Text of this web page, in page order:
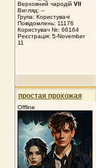
Верховний чародій VII
Вигляд: --
Група: Користувачі
Повідомлень: 11176
Користувач №: 66164
Реєстрація: 5-November
11
простая прохожая
Offline